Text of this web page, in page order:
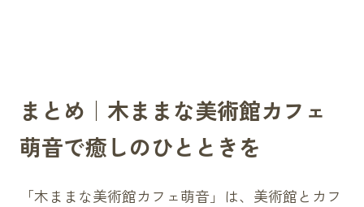
まとめ｜木ままな美術館カフェ
萌音で癒しのひとときを
「木ままな美術館カフェ萌音」は、美術館とカフ